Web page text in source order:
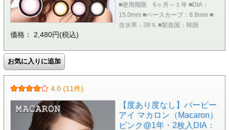
■使用期限 6ヶ月～１年 ■DIA：
15.0mm ■ベースカーブ：8.8mm ■
含水率：38％ ■製造国：韓国
価格： 2,480円(税込)
4.0 (11件)
【度あり度なし】バービー
アイ マカロン（Macaron）
ピンク@1年・2枚入DIA：